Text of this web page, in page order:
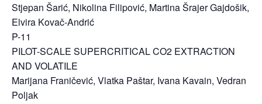
Stjepan Šarić, Nikolina Filipović, Martina Šrajer Gajdošik,
Elvira Kovač-Andrić
P-11
PILOT-SCALE SUPERCRITICAL CO2 EXTRACTION
AND VOLATILE
Marijana Franičević, Vlatka Paštar, Ivana Kavain, Vedran
Poljak